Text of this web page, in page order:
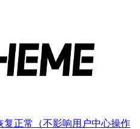
复正常（不影响用户中心操作